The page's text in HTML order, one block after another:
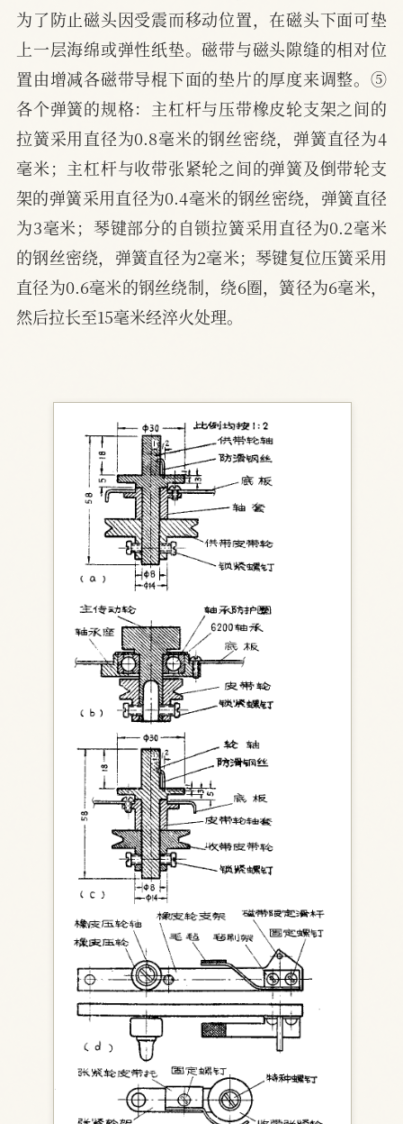
为了防止磁头因受震而移动位置，在磁头下面可垫
上一层海绵或弹性纸垫。磁带与磁头隙缝的相对位
置由增减各磁带导棍下面的垫片的厚度来调整。⑤
各个弹簧的规格：主杠杆与压带橡皮轮支架之间的
拉簧采用直径为0.8毫米的钢丝密绕，弹簧直径为4
毫米；主杠杆与收带张紧轮之间的弹簧及倒带轮支
架的弹簧采用直径为0.4毫米的钢丝密绕，弹簧直径
为3毫米；琴键部分的自锁拉簧采用直径为0.2毫米
的钢丝密绕，弹簧直径为2毫米；琴键复位压簧采用
直径为0.6毫米的钢丝绕制，绕6圈，簧径为6毫米，
然后拉长至15毫米经淬火处理。